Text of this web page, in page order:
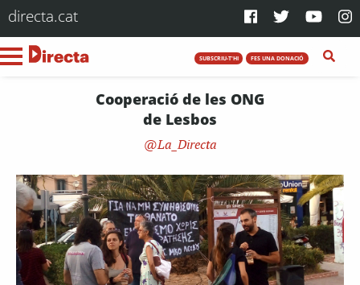
directa.cat
SUBSCRIU-T'HI FES UNA DONACIÓ
Cooperació de les ONG
de Lesbos
La_Directa